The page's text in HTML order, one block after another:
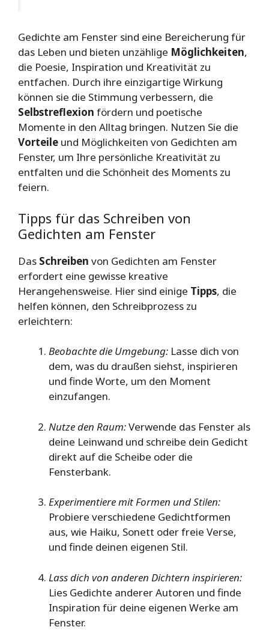
Gedichte am Fenster sind eine Bereicherung für
das Leben und bieten unzählige Möglichkeiten,
die Poesie, Inspiration und Kreativität zu
entfachen. Durch ihre einzigartige Wirkung
können sie die Stimmung verbessern, die
Selbstreflexion fördern und poetische
Momente in den Alltag bringen. Nutzen Sie die
Vorteile und Möglichkeiten von Gedichten am
Fenster, um Ihre persönliche Kreativität zu
entfalten und die Schönheit des Moments zu
feiern.
Tipps für das Schreiben von
Gedichten am Fenster
Das Schreiben von Gedichten am Fenster
erfordert eine gewisse kreative
Herangehensweise. Hier sind einige Tipps, die
helfen können, den Schreibprozess zu
erleichtern:
Beobachte die Umgebung: Lasse dich von
dem, was du draußen siehst, inspirieren
und finde Worte, um den Moment
einzufangen.
Nutze den Raum:Verwende das Fenster als
deine Leinwand und schreibe dein Gedicht
direkt auf die Scheibe oder die
Fensterbank.
Experimentiere mit Formen und Stilen:
Probiere verschiedene Gedichtformen
aus, wie Haiku, Sonett oder freie Verse,
und finde deinen eigenen Stil.
Lass dich von anderen Dichtern inspirieren:
Lies Gedichte anderer Autoren und finde
Inspiration für deine eigenen Werke am
Fenster.